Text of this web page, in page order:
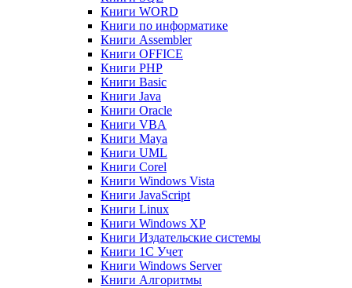
Книги WORD
Книги по информатике
Книги Assembler
Книги OFFICE
Книги PHP
Книги Basic
Книги Java
Книги Oracle
Книги VBA
Книги Maya
Книги UML
Книги Corel
Книги Windows Vista
Книги JavaScript
Книги Linux
Книги Windows XP
Книги Издательские системы
Книги 1C Учет
Книги Windows Server
Книги Алгоритмы